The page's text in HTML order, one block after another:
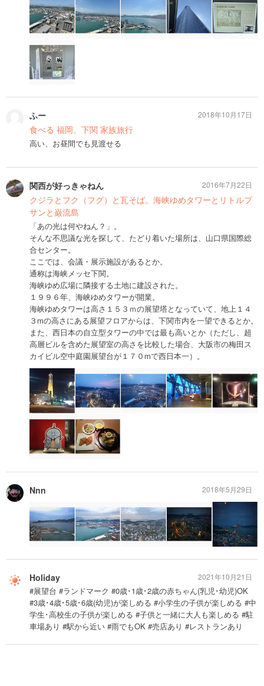
ふー
食べる 福岡、下関 家族旅行
高い、お昼間でも見渡せる
2018年10月17日
関西が好っきゃねん
クジラとフク（フグ）と瓦そば。海峡ゆめタワーとリトルプ
サンと巌流島
「あの光は何やねん？」。
そんな不思議な光を探して、たどり着いた場所は、山口県国際総
合センター。
ここでは、会議・展示施設があるとか。
通称は海峡メッセ下関。
海峡ゆめ広場に隣接する土地に建設された。
１９９６年、海峡ゆめタワーが開業。
海峡ゆめタワーは高さ１５３ｍの展望塔となっていて、地上１４
３mの高さにある展望フロアからは、下関市内を一望できるとか。
また、西日本の自立型タワーの中では最も高いとか（ただし、超
高層ビルを含めた展望室の高さを比較した場合、大阪市の梅田ス
カイビル空中庭園展望台が１７０mで西日本一）。
2016年7月22日
Nnn 2018年5月29日
Holiday
#展望台 #ランドマーク #0歳･1歳･2歳の赤ちゃん(乳児･幼児)OK
#3歳･4歳･5歳･6歳(幼児)が楽しめる #小学生の子供が楽しめる #中
学生･高校生の子供が楽しめる #子供と一緒に大人も楽しめる #駐
車場あり #駅から近い #雨でもOK #売店あり #レストランあり
2021年10月21日